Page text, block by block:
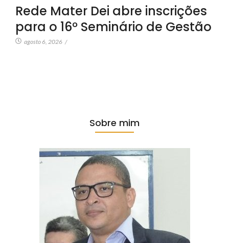
Rede Mater Dei abre inscrições
para o 16º Seminário de Gestão
agosto 6, 2026 /
Sobre mim